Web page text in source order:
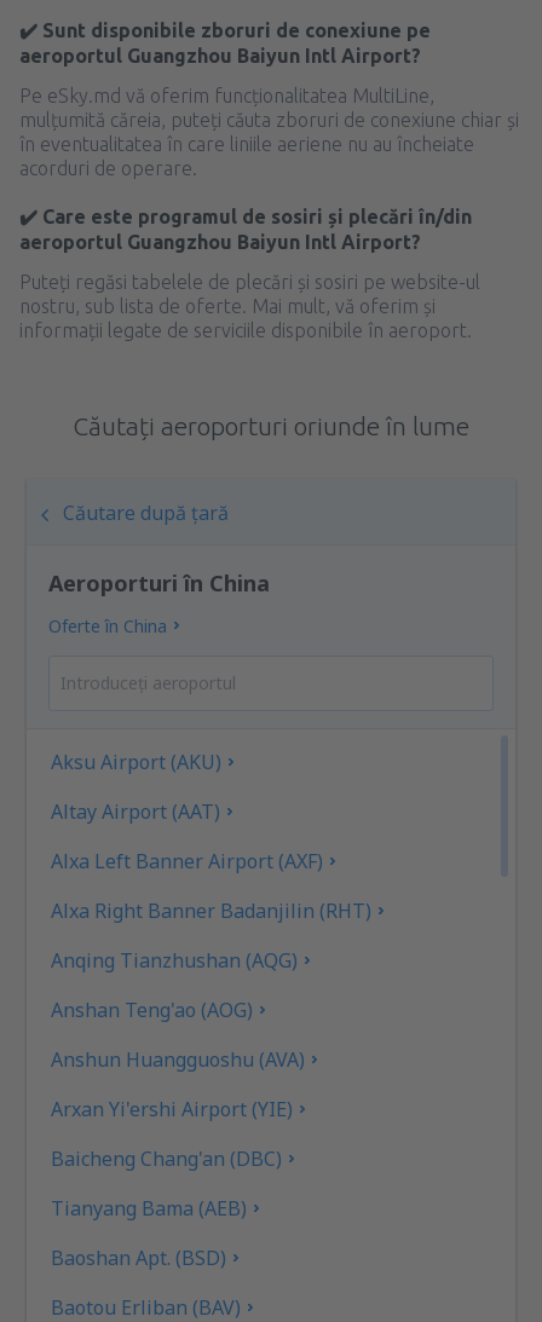
✔️ Sunt disponibile zboruri de conexiune pe
aeroportul Guangzhou Baiyun Intl Airport?
Pe eSky.md vă oferim funcționalitatea MultiLine,
mulțumită căreia, puteți căuta zboruri de conexiune chiar și
în eventualitatea în care liniile aeriene nu au încheiate
acorduri de operare.
✔️ Care este programul de sosiri și plecări în/din
aeroportul Guangzhou Baiyun Intl Airport?
Puteți regăsi tabelele de plecări și sosiri pe website-ul
nostru, sub lista de oferte. Mai mult, vă oferim și
informații legate de serviciile disponibile în aeroport.
Căutați aeroporturi oriunde în lume
Căutare după țară
Aeroporturi în China
Oferte în China
Aksu Airport (AKU)
Altay Airport (AAT)
Alxa Left Banner Airport (AXF)
Alxa Right Banner Badanjilin (RHT)
Anqing Tianzhushan (AQG)
Anshan Teng'ao (AOG)
Anshun Huangguoshu (AVA)
Arxan Yi'ershi Airport (YIE)
Baicheng Chang'an (DBC)
Tianyang Bama (AEB)
Baoshan Apt. (BSD)
Baotou Erliban (BAV)